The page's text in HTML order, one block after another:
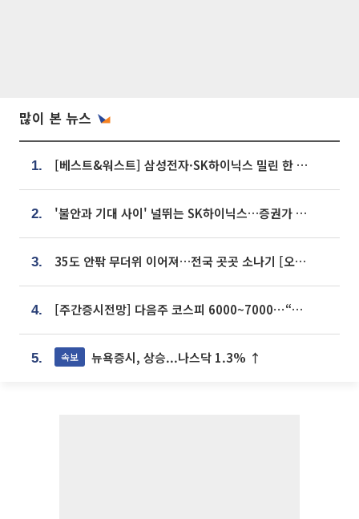
많이 본 뉴스
1. [베스트&워스트] 삼성전자·SK하이닉스 밀린 한 주…상상인증권은 85% 급등
2. '불안과 기대 사이' 널뛰는 SK하이닉스…증권가 "HBM4·LTA 기반 펀터멘털 견고"
3. 35도 안팎 무더위 이어져…전국 곳곳 소나기 [오늘 날씨]
4. [주간증시전망] 다음주 코스피 6000~7000⋯“外人 수급은 정책이 변수”
5. 속보 뉴욕증시, 상승...나스닥 1.3% ↑